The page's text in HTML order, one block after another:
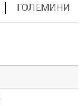
ГОЛЕМИНИ